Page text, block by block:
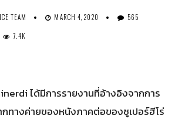
TEAM MARCH 4, 2020
565
7.4K
ได้มีการรายงานที่อ้างอิงจากการ
ทางค่ายของหนังภาคต่อของซูเปอร์ฮีโร่